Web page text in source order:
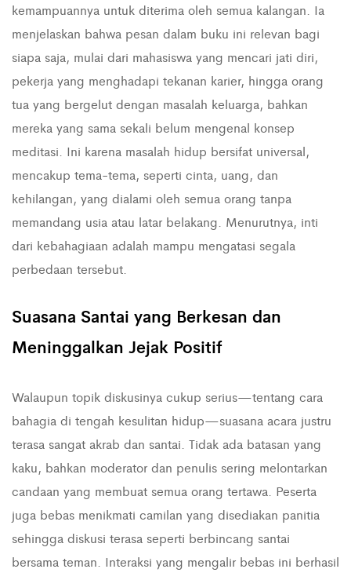
kemampuannya untuk diterima oleh semua kalangan. Ia
menjelaskan bahwa pesan dalam buku ini relevan bagi
siapa saja, mulai dari mahasiswa yang mencari jati diri,
pekerja yang menghadapi tekanan karier, hingga orang
tua yang bergelut dengan masalah keluarga, bahkan
mereka yang sama sekali belum mengenal konsep
meditasi. Ini karena masalah hidup bersifat universal,
mencakup tema-tema, seperti cinta, uang, dan
kehilangan, yang dialami oleh semua orang tanpa
memandang usia atau latar belakang. Menurutnya, inti
dari kebahagiaan adalah mampu mengatasi segala
perbedaan tersebut.
Suasana Santai yang Berkesan dan
Meninggalkan Jejak Positif
Walaupun topik diskusinya cukup serius—tentang cara
bahagia di tengah kesulitan hidup—suasana acara justru
terasa sangat akrab dan santai. Tidak ada batasan yang
kaku, bahkan moderator dan penulis sering melontarkan
candaan yang membuat semua orang tertawa. Peserta
juga bebas menikmati camilan yang disediakan panitia
sehingga diskusi terasa seperti berbincang santai
bersama teman. Interaksi yang mengalir bebas ini berhasil